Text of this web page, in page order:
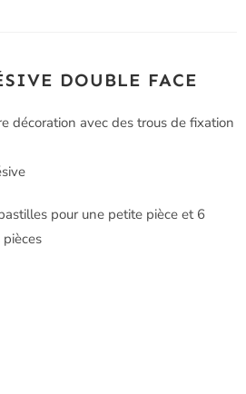
DOUBLE FACE
décoration avec des trous de fixation
pour une petite pièce et 6